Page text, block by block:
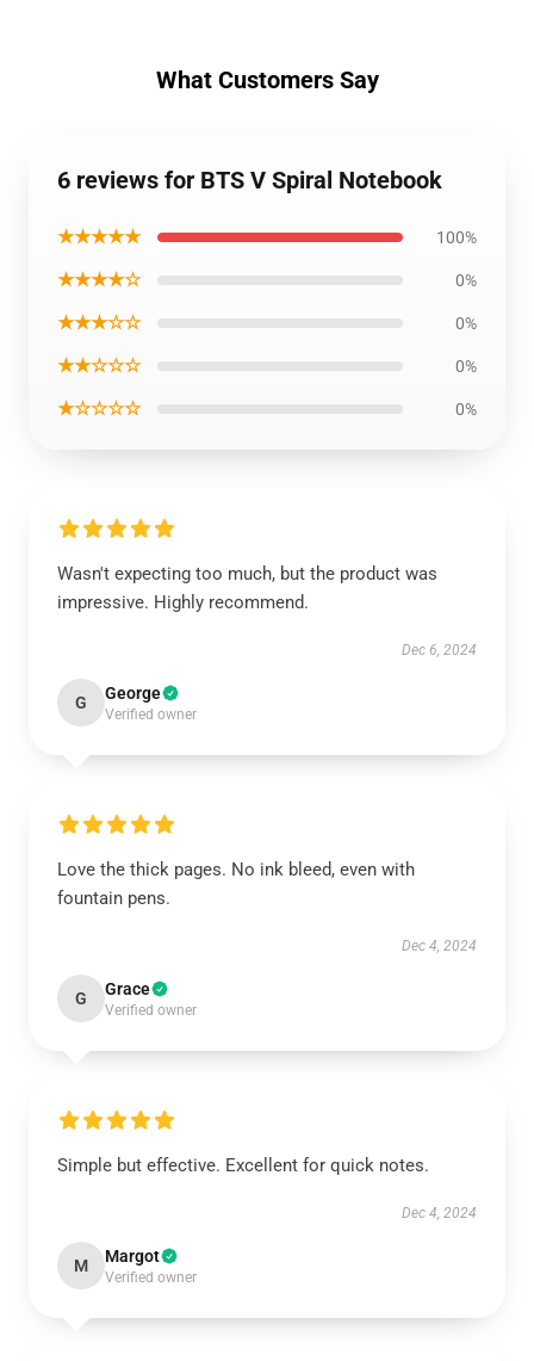
What Customers Say
6 reviews for BTS V Spiral Notebook
★★★★★ 100%
★★★★☆ 0%
★★★☆☆ 0%
★★☆☆☆ 0%
★☆☆☆☆ 0%
Wasn't expecting too much, but the product was
impressive. Highly recommend.
Dec 6, 2024
G George
Verified owner
Love the thick pages. No ink bleed, even with
fountain pens.
Dec 4, 2024
G Grace
Verified owner
Simple but effective. Excellent for quick notes.
Dec 4, 2024
M Margot
Verified owner